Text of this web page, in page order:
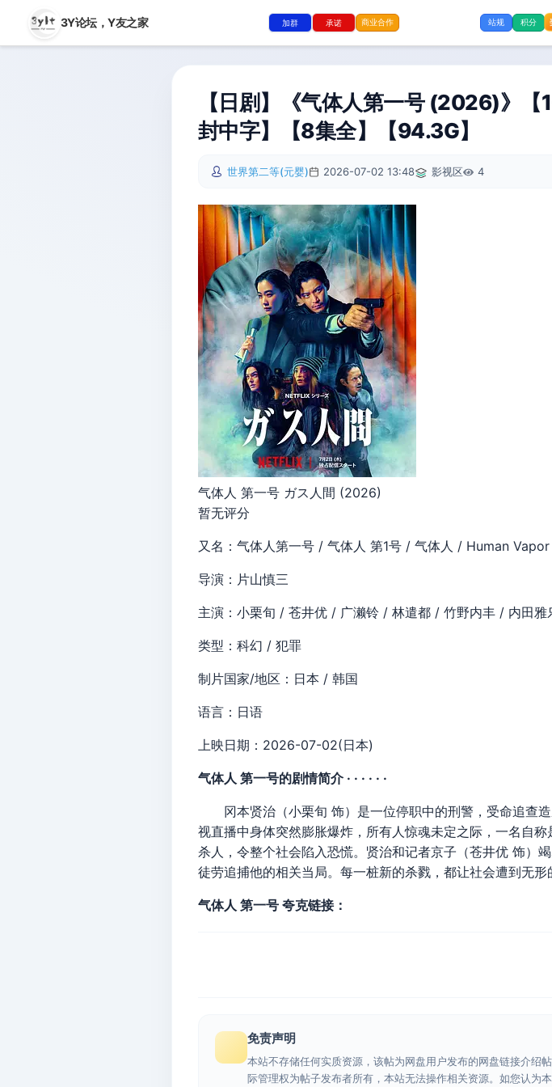
3Y论坛，Y友之家 加群 承诺 商业合作 站规 积分
【日剧】《气体人第一号 (2026)》
封中字】【8集全】【94.3G】
世界第二等(元婴) 2026-07-02 13:48 影视区 4
气体人 第一号 ガス人間 (2026)
暂无评分
又名：气体人第一号 / 气体人 第1号 / 气体人 / Human Vapor
导演：片山慎三
主演：小栗旬 / 苍井优 / 广濑铃 / 林遣都 / 竹野内丰 / 内田雅
类型：科幻 / 犯罪
制片国家/地区：日本 / 韩国
语言：日语
上映日期：2026-07-02(日本)
气体人 第一号的剧情简介 · · · · · ·
冈本贤治（小栗旬 饰）是一位停职中的刑警，受命追查
视直播中身体突然膨胀爆炸，所有人惊魂未定之际，一名自
杀人，令整个社会陷入恐慌。贤治和记者京子（苍井优 饰）
徒劳追捕他的相关当局。每一桩新的杀戮，都让社会遭到无形
气体人 第一号 夸克链接：
免责声明
本站不存储任何实质资源，该帖为网盘用户发布的网盘链接介绍
际管理权为帖子发布者所有，本站无法操作相关资源。如您认为